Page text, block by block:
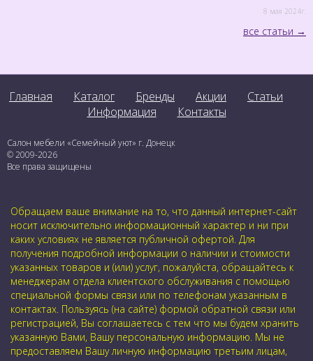
8 мая 2024г.
все статьи
Главная Каталог Бренды Акции
Статьи
Информация
Контакты
Салон мебели «Семейный уют» г. Донецк
© 2009-2026
Все права защищены
Обращаем ваше внимание на то, что данный интернет-сайт
носит исключительно информационный характер и ни при
каких условиях не является публичной офертой. Для
получения подробной информации о наличии и стоимости
указанных товаров и (или) услуг, пожалуйста, обращайтесь к
менеджерам отдела клиентского обслуживания с помощью
специальной формы связи или по телефонам указанным в
контактах. Пользуясь (на сайте) формой обратной связи или
регистрацией, Вы соглашаетесь с тем что мы будем хранить
указанную Вами, Вашу персональную информацию. Мы не
предоставляем Вашу личную информацию третьим лицам,